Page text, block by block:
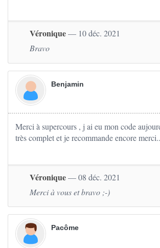
Véronique— 10 déc. 2021
Bravo
Benjamin
Merci à supercours , j ai eu mon code
très complet et je recommande encore
Véronique— 08 déc. 2021
Merci à vous et bravo ;-)
Pacôme